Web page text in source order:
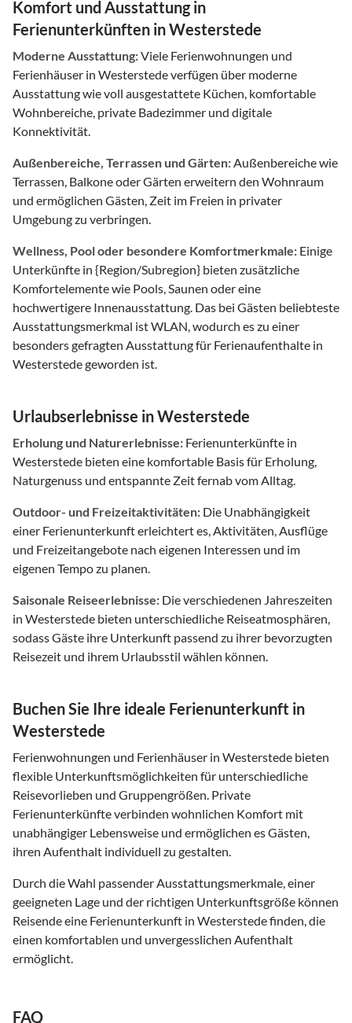
Komfort und Ausstattung in
Ferienunterkünften in Westerstede
Moderne Ausstattung:Viele Ferienwohnungen und
Ferienhäuser in Westerstede verfügen über moderne
Ausstattung wie voll ausgestattete Küchen, komfortable
Wohnbereiche, private Badezimmer und digitale
Konnektivität.
Außenbereiche, Terrassen und Gärten:Außenbereiche wie
Terrassen, Balkone oder Gärten erweitern den Wohnraum
und ermöglichen Gästen, Zeit im Freien in privater
Umgebung zu verbringen.
Wellness, Pool oder besondere Komfortmerkmale: Einige
Unterkünfte in {Region/Subregion} bieten zusätzliche
Komfortelemente wie Pools, Saunen oder eine
hochwertigere Innenausstattung. Das bei Gästen beliebteste
Ausstattungsmerkmal ist WLAN, wodurch es zu einer
besonders gefragten Ausstattung für Ferienaufenthalte in
Westerstede geworden ist.
Urlaubserlebnisse in Westerstede
Erholung und Naturerlebnisse: Ferienunterkünfte in
Westerstede bieten eine komfortable Basis für Erholung,
Naturgenuss und entspannte Zeit fernab vom Alltag.
Outdoor- und Freizeitaktivitäten: Die Unabhängigkeit
einer Ferienunterkunft erleichtert es, Aktivitäten, Ausflüge
und Freizeitangebote nach eigenen Interessen und im
eigenen Tempo zu planen.
Saisonale Reiseerlebnisse: Die verschiedenen Jahreszeiten
in Westerstede bieten unterschiedliche Reiseatmosphären,
sodass Gäste ihre Unterkunft passend zu ihrer bevorzugten
Reisezeit und ihrem Urlaubsstil wählen können.
Buchen Sie Ihre ideale Ferienunterkunft in
Westerstede
Ferienwohnungen und Ferienhäuser in Westerstede bieten
flexible Unterkunftsmöglichkeiten für unterschiedliche
Reisevorlieben und Gruppengrößen. Private
Ferienunterkünfte verbinden wohnlichen Komfort mit
unabhängiger Lebensweise und ermöglichen es Gästen,
ihren Aufenthalt individuell zu gestalten.
Durch die Wahl passender Ausstattungsmerkmale, einer
geeigneten Lage und der richtigen Unterkunftsgröße können
Reisende eine Ferienunterkunft in Westerstede finden, die
einen komfortablen und unvergesslichen Aufenthalt
ermöglicht.
FAQ